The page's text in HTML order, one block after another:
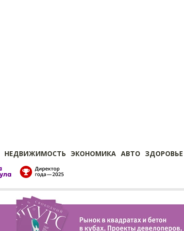
НЕДВИЖИМОСТЬ ЭКОНОМИКА АВТО ЗДОРОВЬЕ